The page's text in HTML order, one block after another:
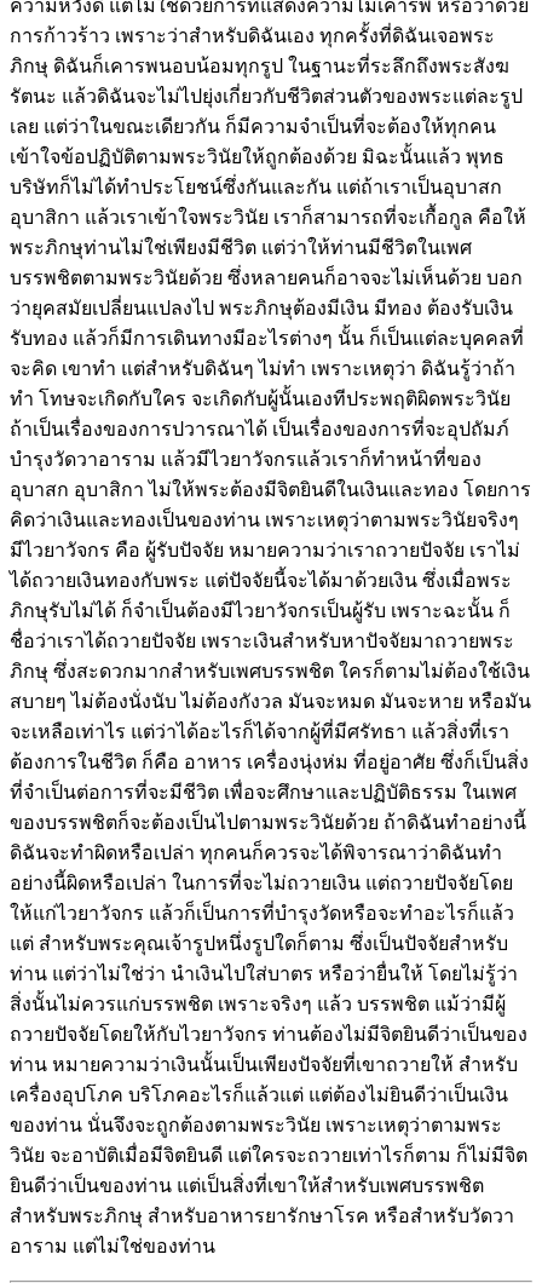
ความหวังดี แต่ไม่ใช่ด้วยการที่แสดงความไม่เคารพ หรือว่าด้วย
การก้าวร้าว เพราะว่าสำหรับดิฉันเอง ทุกครั้งที่ดิฉันเจอพระ
ภิกษุ ดิฉันก็เคารพนอบน้อมทุกรูป ในฐานะที่ระลึกถึงพระสังฆ
รัตนะ แล้วดิฉันจะไม่ไปยุ่งเกี่ยวกับชีวิตส่วนตัวของพระแต่ละรูป
เลย แต่ว่าในขณะเดียวกัน ก็มีความจำเป็นที่จะต้องให้ทุกคน
เข้าใจข้อปฏิบัติตามพระวินัยให้ถูกต้องด้วย มิฉะนั้นแล้ว พุทธ
บริษัทก็ไม่ได้ทำประโยชน์ซึ่งกันและกัน แต่ถ้าเราเป็นอุบาสก
อุบาสิกา แล้วเราเข้าใจพระวินัย เราก็สามารถที่จะเกื้อกูล คือให้
พระภิกษุท่านไม่ใช่เพียงมีชีวิต แต่ว่าให้ท่านมีชีวิตในเพศ
บรรพชิตตามพระวินัยด้วย ซึ่งหลายคนก็อาจจะไม่เห็นด้วย บอก
ว่ายุคสมัยเปลี่ยนแปลงไป พระภิกษุต้องมีเงิน มีทอง ต้องรับเงิน
รับทอง แล้วก็มีการเดินทางมีอะไรต่างๆ นั้น ก็เป็นแต่ละบุคคลที่
จะคิด เขาทำ แต่สำหรับดิฉันๆ ไม่ทำ เพราะเหตุว่า ดิฉันรู้ว่าถ้า
ทำ โทษจะเกิดกับใคร จะเกิดกับผู้นั้นเองทีประพฤติผิดพระวินัย
ถ้าเป็นเรื่องของการปวารณาได้ เป็นเรื่องของการที่จะอุปถัมภ์
บำรุงวัดวาอาราม แล้วมีไวยาวัจกรแล้วเราก็ทำหน้าที่ของ
อุบาสก อุบาสิกา ไม่ให้พระต้องมีจิตยินดีในเงินและทอง โดยการ
คิดว่าเงินและทองเป็นของท่าน เพราะเหตุว่าตามพระวินัยจริงๆ
มีไวยาวัจกร คือ ผู้รับปัจจัย หมายความว่าเราถวายปัจจัย เราไม่
ได้ถวายเงินทองกับพระ แต่ปัจจัยนี้จะได้มาด้วยเงิน ซึ่งเมื่อพระ
ภิกษุรับไม่ได้ ก็จำเป็นต้องมีไวยาวัจกรเป็นผู้รับ เพราะฉะนั้น ก็
ชื่อว่าเราได้ถวายปัจจัย เพราะเงินสำหรับหาปัจจัยมาถวายพระ
ภิกษุ ซึ่งสะดวกมากสำหรับเพศบรรพชิต ใครก็ตามไม่ต้องใช้เงิน
สบายๆ ไม่ต้องนั่งนับ ไม่ต้องกังวล มันจะหมด มันจะหาย หรือมัน
จะเหลือเท่าไร แต่ว่าได้อะไรก็ได้จากผู้ที่มีศรัทธา แล้วสิ่งที่เรา
ต้องการในชีวิต ก็คือ อาหาร เครื่องนุ่งห่ม ที่อยู่อาศัย ซึ่งก็เป็นสิ่ง
ที่จำเป็นต่อการที่จะมีชีวิต เพื่อจะศึกษาและปฏิบัติธรรม ในเพศ
ของบรรพชิตก็จะต้องเป็นไปตามพระวินัยด้วย ถ้าดิฉันทำอย่างนี้
ดิฉันจะทำผิดหรือเปล่า ทุกคนก็ควรจะได้พิจารณาว่าดิฉันทำ
อย่างนี้ผิดหรือเปล่า ในการที่จะไม่ถวายเงิน แต่ถวายปัจจัยโดย
ให้แก่ไวยาวัจกร แล้วก็เป็นการที่บำรุงวัดหรือจะทำอะไรก็แล้ว
แต่ สำหรับพระคุณเจ้ารูปหนึ่งรูปใดก็ตาม ซึ่งเป็นปัจจัยสำหรับ
ท่าน แต่ว่าไม่ใช่ว่า นำเงินไปใส่บาตร หรือว่ายื่นให้ โดยไม่รู้ว่า
สิ่งนั้นไม่ควรแก่บรรพชิต เพราะจริงๆ แล้ว บรรพชิต แม้ว่ามีผู้
ถวายปัจจัยโดยให้กับไวยาวัจกร ท่านต้องไม่มีจิตยินดีว่าเป็นของ
ท่าน หมายความว่าเงินนั้นเป็นเพียงปัจจัยที่เขาถวายให้ สำหรับ
เครื่องอุปโภค บริโภคอะไรก็แล้วแต่ แต่ต้องไม่ยินดีว่าเป็นเงิน
ของท่าน นั่นจึงจะถูกต้องตามพระวินัย เพราะเหตุว่าตามพระ
วินัย จะอาบัติเมื่อมีจิตยินดี แต่ใครจะถวายเท่าไรก็ตาม ก็ไม่มีจิต
ยินดีว่าเป็นของท่าน แต่เป็นสิ่งที่เขาให้สำหรับเพศบรรพชิต
สำหรับพระภิกษุ สำหรับอาหารยารักษาโรค หรือสำหรับวัดวา
อาราม แต่ไม่ใช่ของท่าน